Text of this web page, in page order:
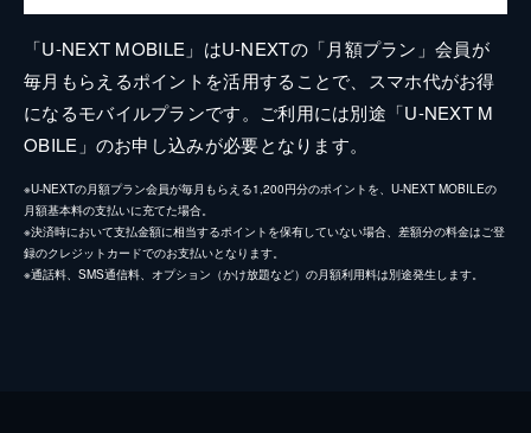
「U-NEXT MOBILE」はU-NEXTの「月額プラン」会員が
毎月もらえるポイントを活用することで、スマホ代がお得
になるモバイルプランです。ご利用には別途「U-NEXT M
OBILE」のお申し込みが必要となります。
※U-NEXTの月額プラン会員が毎月もらえる1,200円分のポイントを、U-NEXT MOBILEの
月額基本料の支払いに充てた場合。
※決済時において支払金額に相当するポイントを保有していない場合、差額分の料金はご登
録のクレジットカードでのお支払いとなります。
※通話料、SMS通信料、オプション（かけ放題など）の月額利用料は別途発生します。